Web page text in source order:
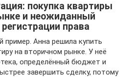
покупка квартиры
и неожиданный
права
пример. Анна решила купить
на вторичном рынке. У неё
определённый бюджет и
завершить сделку, потому